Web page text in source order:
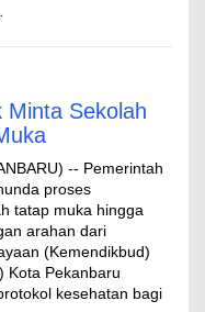
Minta Sekolah
-- Pemerintah
proses
tatap muka hingga
arahan dari
(Kemendikbud)
Kota Pekanbaru
kesehatan bagi